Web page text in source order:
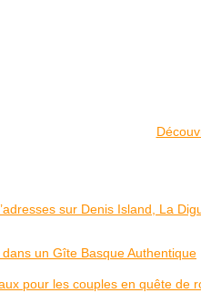
sur Denis Island, La
un Gîte Basque Authentique
pour les couples en quête de